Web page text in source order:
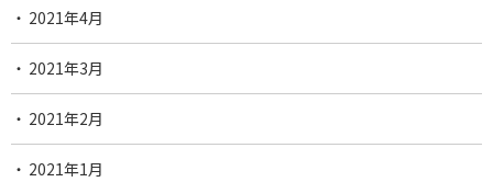
2021年4月
2021年3月
2021年2月
2021年1月